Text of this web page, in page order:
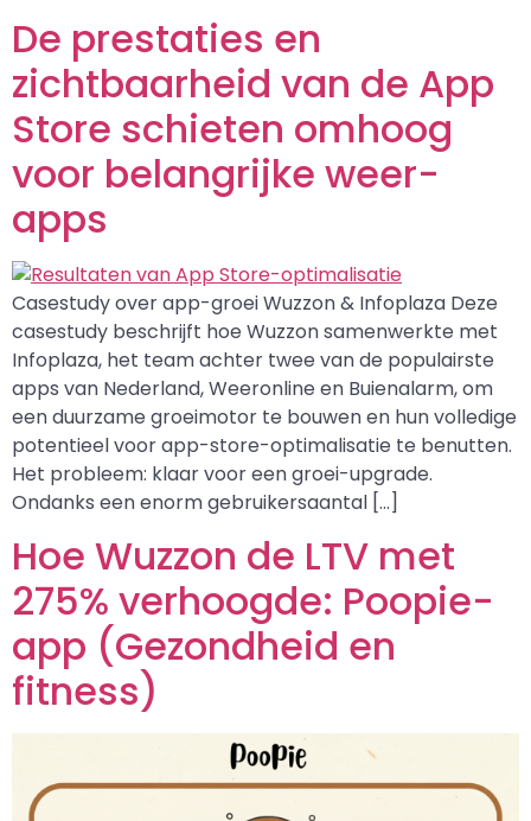
De prestaties en
zichtbaarheid van de App
Store schieten omhoog
voor belangrijke weer-
apps
Casestudy over app-groei Wuzzon & Infoplaza Deze
casestudy beschrijft hoe Wuzzon samenwerkte met
Infoplaza, het team achter twee van de populairste
apps van Nederland, Weeronline en Buienalarm, om
een duurzame groeimotor te bouwen en hun volledige
potentieel voor app-store-optimalisatie te benutten.
Het probleem: klaar voor een groei-upgrade.
Ondanks een enorm gebruikersaantal […]
Hoe Wuzzon de LTV met
275% verhoogde: Poopie-
app (Gezondheid en
fitness)